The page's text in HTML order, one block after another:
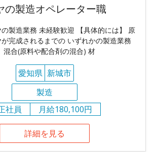
の製造オペレーター職
製造業務 未経験歓迎 【具体的には】 原
完成されるまでの いずれかの製造業務
混合(原料や配合剤の混合) 材
愛知県 新城市
製造
社員
月給180,100円
詳細を見る